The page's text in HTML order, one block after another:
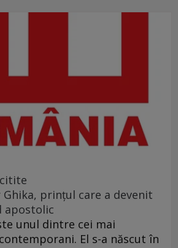
prințul care a devenit
apostolic
unul dintre cei mai
El s-a născut în